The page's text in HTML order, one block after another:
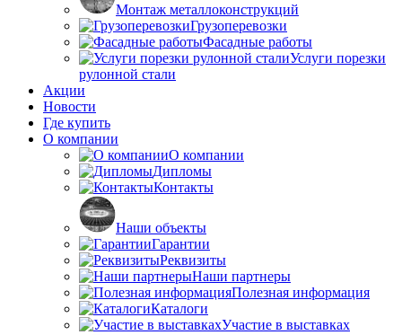
Монтаж металлоконструкций
Грузоперевозки
Фасадные работы
Услуги порезки
рулонной стали
Акции
Новости
Где купить
О компании
О компании
Дипломы
Контакты
Наши объекты
Гарантии
Реквизиты
Наши партнеры
Полезная информация
Каталоги
Участие в выставках